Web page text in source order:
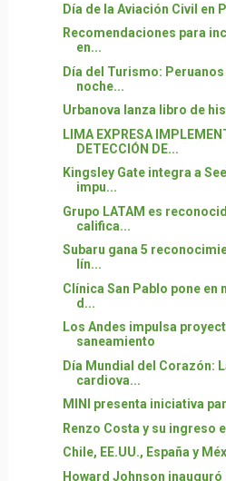
Día de la Aviación Civil en
Recomendaciones para
en...
Día del Turismo:
noche...
Urbanova lanza libro de
LIMA EXPRESA
DETECCIÓN DE...
Kingsley Gate integra a
impu...
Grupo LATAM es
califica...
Subaru gana 5
lín...
Clínica San Pablo pone en
d...
Los Andes impulsa
saneamiento
Día Mundial del Corazón:
cardiova...
MINI presenta iniciativa
Renzo Costa y su ingreso
Chile, EE.UU., España y
Howard Johnson